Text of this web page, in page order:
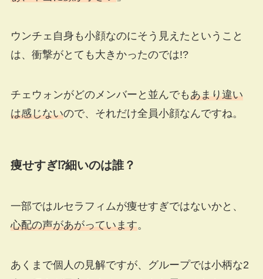
ウンチェ自身も小顔なのにそう見えたということ
は、衝撃がとても大きかったのでは!?
チェウォンがどのメンバーと並んでもあまり違い
は感じないので、それだけ全員小顔なんですね。
痩せすぎ⁉細いのは誰？
一部ではルセラフィムが痩せすぎではないかと、
心配の声があがっています。
あくまで個人の見解ですが、グループでは小柄な2